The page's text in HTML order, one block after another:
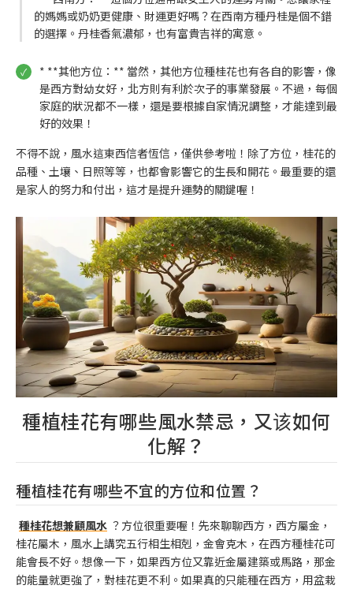
的媽媽或奶奶更健康、財運更好嗎？在西南方種丹桂是個不錯
的選擇。丹桂香氣濃郁，也有富貴吉祥的寓意。
* **其他方位：** 當然，其他方位種桂花也有各自的影響，像
是西方對幼女好，北方則有利於次子的事業發展。不過，每個
家庭的狀況都不一樣，還是要根據自家情況調整，才能達到最
好的效果！
不得不說，風水這東西信者恆信，僅供參考啦！除了方位，桂花的
品種、土壤、日照等等，也都會影響它的生長和開花。最重要的還
是家人的努力和付出，這才是提升運勢的關鍵喔！
種植桂花有哪些風水禁忌，又该如何
化解？
種植桂花有哪些不宜的方位和位置？
種桂花想兼顧風水 ？方位很重要喔！先來聊聊西方，西方屬金，
桂花屬木，風水上講究五行相生相剋，金會克木，在西方種桂花可
能會長不好。想像一下，如果西方位又靠近金屬建築或馬路，那金
的能量就更強了，對桂花更不利。如果真的只能種在西方，用盆栽